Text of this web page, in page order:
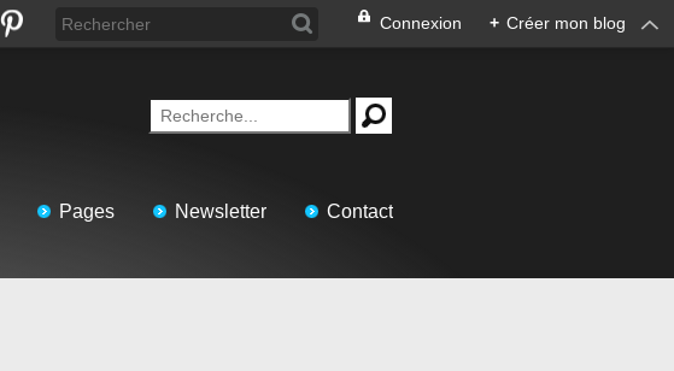
Connexion + Créer mon blog
Pages Newsletter Contact